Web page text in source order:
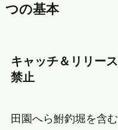
つの基本
キャッチ＆リリー
禁止
田園へら鮒釣堀を含